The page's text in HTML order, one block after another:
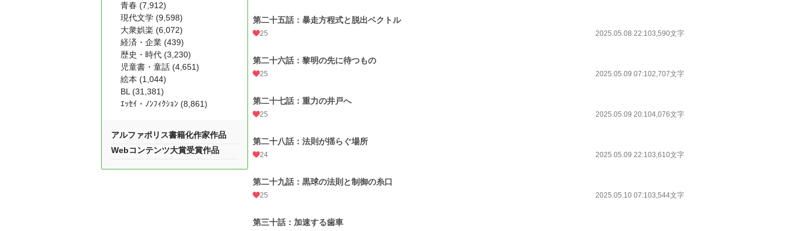
第二十五話：暴走方程式と脱出ベクトル
25 2025.05.08 22:103,590文字
第二十六話：黎明の先に待つもの
25 2025.05.09 07:102,707文字
第二十七話：重力の井戸へ
25 2025.05.09 20:104,076文字
第二十八話：法則が揺らぐ場所
24 2025.05.09 22:103,610文字
第二十九話：黒球の法則と制御の糸口
25 2025.05.10 07:103,544文字
第三十話：加速する歯車
青春 (7,912)
現代文学 (9,598)
大衆娯楽 (6,072)
経済・企業 (439)
歴史・時代 (3,230)
児童書・童話 (4,651)
絵本 (1,044)
BL (31,381)
ｴｯｾｲ・ﾉﾝﾌｨｸｼｮﾝ (8,861)
アルファポリス書籍化作家作品
Webコンテンツ大賞受賞作品